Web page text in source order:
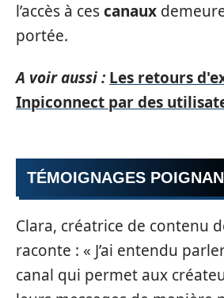
l’accès à cescanaux
portée.
A voir aussi : Les retours
Inpiconnect par des
TÉMOIGNAGES
Clara, créatrice de contenu
raconte : « J’ai entendu
canal qui permet aux